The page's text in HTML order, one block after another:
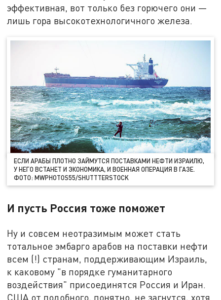
эффективная, вот только без горючего они —
лишь гора высокотехнологичного железа.
ЕСЛИ АРАБЫ ПЛОТНО ЗАЙМУТСЯ ПОСТАВКАМИ НЕФТИ ИЗРАИЛЮ,
У НЕГО ВСТАНЕТ И ЭКОНОМИКА, И ВОЕННАЯ ОПЕРАЦИЯ В ГАЗЕ.
ФОТО: MWPHOTOS55/SHUTTTERSTOCK
И пусть Россия тоже поможет
Ну и совсем неотразимым может стать
тотальное эмбарго арабов на поставки нефти
всем (!) странам, поддерживающим Израиль,
к каковому "в порядке гуманитарного
воздействия" присоединятся Россия и Иран.
США от подобного, понятно, не загнутся, хотя